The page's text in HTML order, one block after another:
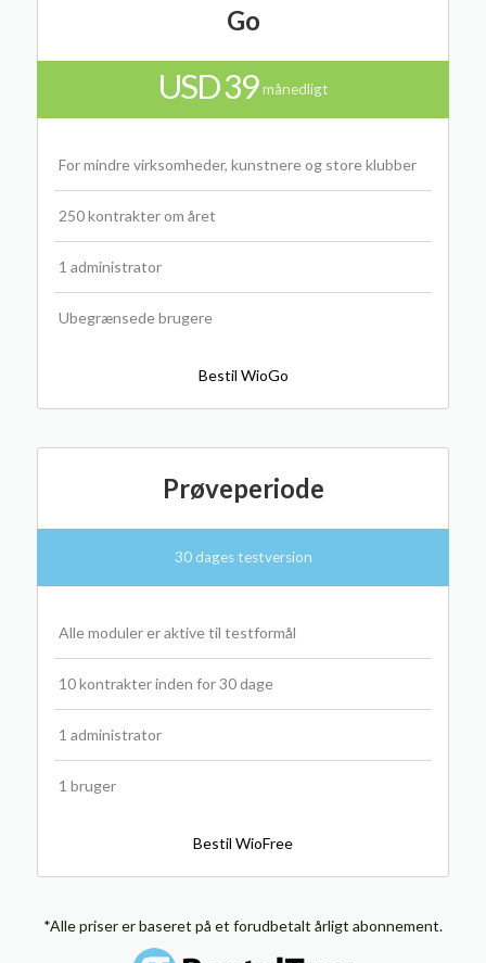
Go
USD 39månedligt
For mindre virksomheder, kunstnere og store klubber
250 kontrakter om året
1 administrator
Ubegrænsede brugere
Bestil WioGo
Prøveperiode
30 dages testversion
Alle moduler er aktive til testformål
10 kontrakter inden for 30 dage
1 administrator
1 bruger
Bestil WioFree
*Alle priser er baseret på et forudbetalt årligt abonnement.